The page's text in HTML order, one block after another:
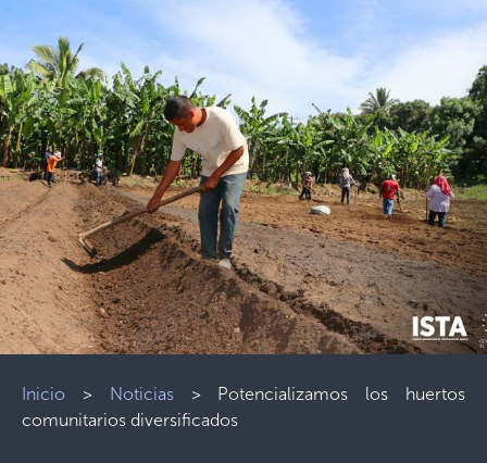
Inicio > Noticias> Potencializamos los huertos
comunitarios diversificados